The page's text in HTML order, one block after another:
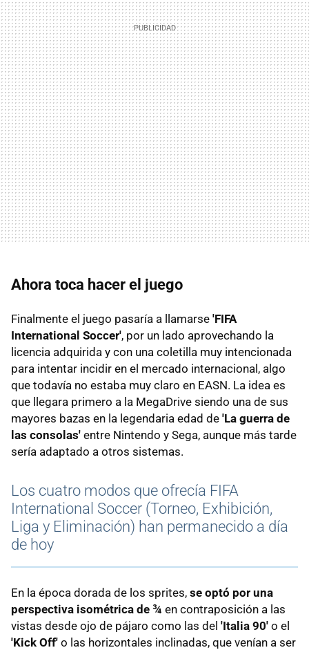
Ahora toca hacer el juego
Finalmente el juego pasaría a llamarse 'FIFA
International Soccer', por un lado aprovechando la
licencia adquirida y con una coletilla muy intencionada
para intentar incidir en el mercado internacional, algo
que todavía no estaba muy claro en EASN. La idea es
que llegara primero a la MegaDrive siendo una de sus
mayores bazas en la legendaria edad de 'La guerra de
las consolas' entre Nintendo y Sega, aunque más tarde
sería adaptado a otros sistemas.
Los cuatro modos que ofrecía FIFA
International Soccer (Torneo, Exhibición,
Liga y Eliminación) han permanecido a día
de hoy
En la época dorada de los sprites, se optó por una
perspectiva isométrica de ¾ en contraposición a las
vistas desde ojo de pájaro como las del 'Italia 90' o el
'Kick Off' o las horizontales inclinadas, que venían a ser